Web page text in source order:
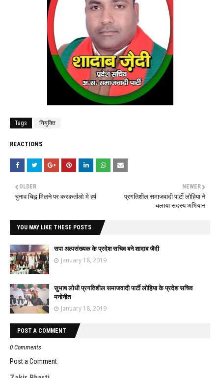
Tags नियुक्ति
REACTIONS
NEWER
प्रगतिशील समाजवादी पार्टी लोहिया ने
चलाया सदस्य अभियान
OLDER
चुनाव चिह्न मिलने पर करकर्ताओ मे हर्ष
YOU MAY LIKE THESE POSTS
सपा अल्पसंख्यक के प्रदेश सचिव बने शादाब जैदी
January 18, 2019
सुभाष लोधी प्रगतिशील समाजवादी पार्टी लोहिया के प्रदेश सचिव
मनोनीत
January 18, 2019
POST A COMMENT
0 Comments
Post a Comment